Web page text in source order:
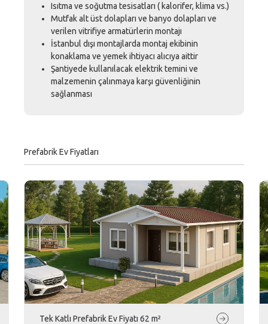
Isıtma ve soğutma tesisatları ( kalorifer, klima vs.)
Mutfak alt üst dolapları ve banyo dolapları ve
verilen vitrifiye armatürlerin montajı
İstanbul dışı montajlarda montaj ekibinin
konaklama ve yemek ihtiyacı alıcıya aittir
Şantiyede kullanılacak elektrik temini ve
malzemenin çalınmaya karşı güvenliğinin
sağlanması
Prefabrik Ev Fiyatları
Tek Katlı Prefabrik Ev Fiyatı 62 m²